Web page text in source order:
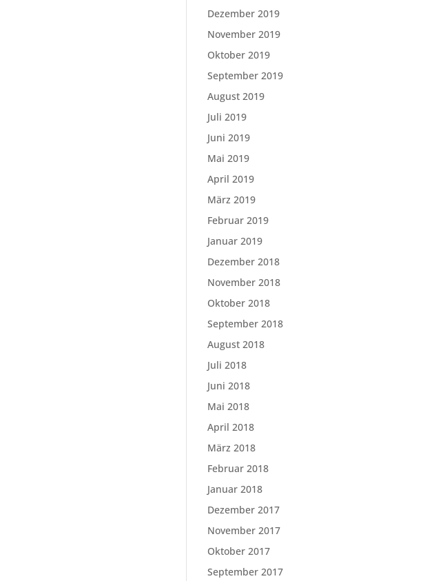
Dezember 2019
November 2019
Oktober 2019
September 2019
August 2019
Juli 2019
Juni 2019
Mai 2019
April 2019
März 2019
Februar 2019
Januar 2019
Dezember 2018
November 2018
Oktober 2018
September 2018
August 2018
Juli 2018
Juni 2018
Mai 2018
April 2018
März 2018
Februar 2018
Januar 2018
Dezember 2017
November 2017
Oktober 2017
September 2017